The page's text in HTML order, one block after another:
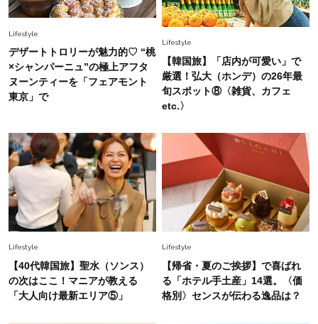
今、40代の「メガネ＆サングラス」のトレンド
に更新あり！“黒ぶち以外”が新定番に
旬着こなし3選。地味見え回避のコツは「バッグ
選び」！
Fashion 2026.7.9
スタイリストが本気で推す！40代がほどよく華
やぐ【甘め黒アイテム】3選
Fashion
26年夏は「小ぶり」が大流行中！人と被らない
【最旬かごバッグ】6選
Lifestyle
デザートトロリーが魅力的♡ “桃
×シャンパーニュ”の極上アフタ
ヌーンティーを「フェアモント
東京」で
Lifestyle
【韓国旅】「店内が可愛い」で
厳選！弘大（ホンデ）の26年最
旬スポット⑧〈雑貨、カフェ
etc.〉
Lifestyle
【40代韓国旅】聖水（ソンス）
の次はここ！マニアが教える
「大人向け最新エリア⑤」
Lifestyle
【帰省・夏のご挨拶】で喜ばれ
る「ホテル手土産」14選。〈価
格別〉センスが伝わる逸品は？